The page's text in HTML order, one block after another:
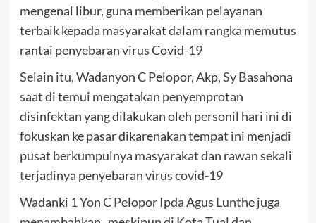
mengenal libur, guna memberikan pelayanan
terbaik kepada masyarakat dalam rangka memutus
rantai penyebaran virus Covid-19
Selain itu, Wadanyon C Pelopor, Akp, Sy Basahona
saat di temui mengatakan penyemprotan
disinfektan yang dilakukan oleh personil hari ini di
fokuskan ke pasar dikarenakan tempat ini menjadi
pusat berkumpulnya masyarakat dan rawan sekali
terjadinya penyebaran virus covid-19
Wadanki 1 Yon C Pelopor Ipda Agus Lunthe juga